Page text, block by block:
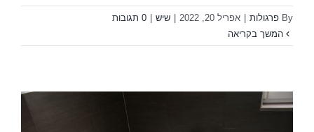
By פרגולות אפריל 20, 2022 שיש
0 תגובות
המשך בקריאה